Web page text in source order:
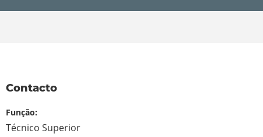
Contacto
Função:
Técnico Superior